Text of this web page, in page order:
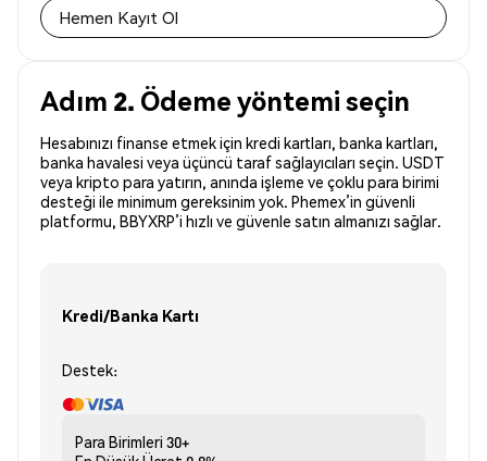
Hemen Kayıt Ol
Adım 2. Ödeme yöntemi seçin
Hesabınızı finanse etmek için kredi kartları, banka kartları,
banka havalesi veya üçüncü taraf sağlayıcıları seçin. USDT
veya kripto para yatırın, anında işleme ve çoklu para birimi
desteği ile minimum gereksinim yok. Phemex’in güvenli
platformu, BBYXRP’i hızlı ve güvenle satın almanızı sağlar.
Kredi/Banka Kartı
Destek:
Para Birimleri 30+